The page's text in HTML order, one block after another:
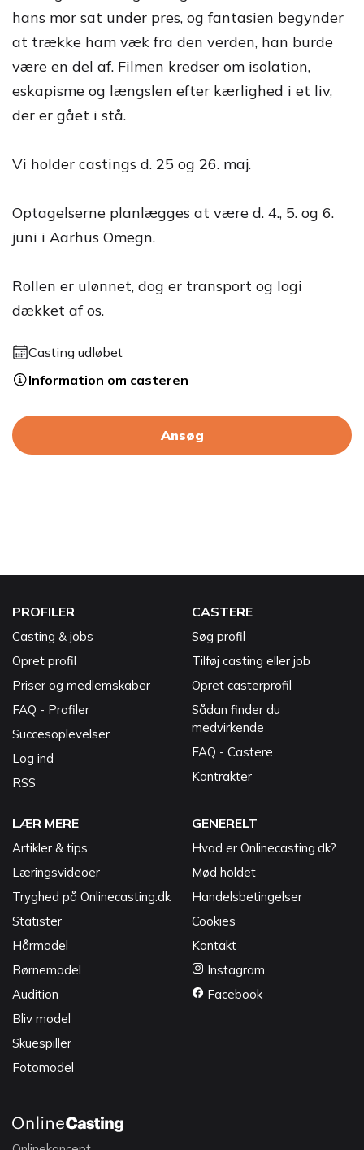
hans mor sat under pres, og fantasien begynder
at trække ham væk fra den verden, han burde
være en del af. Filmen kredser om isolation,
eskapisme og længslen efter kærlighed i et liv,
der er gået i stå.
Vi holder castings d. 25 og 26. maj.
Optagelserne planlægges at være d. 4., 5. og 6.
juni i Aarhus Omegn.
Rollen er ulønnet, dog er transport og logi
dækket af os.
Casting udløbet
Information om casteren
Ansøg
PROFILER
Casting & jobs
Opret profil
Priser og medlemskaber
FAQ - Profiler
Succesoplevelser
Log ind
RSS
CASTERE
Søg profil
Tilføj casting eller job
Opret casterprofil
Sådan finder du
medvirkende
FAQ - Castere
Kontrakter
LÆR MERE
Artikler & tips
Læringsvideoer
Tryghed på Onlinecasting.dk
Statister
Hårmodel
Børnemodel
Audition
Bliv model
Skuespiller
Fotomodel
GENERELT
Hvad er Onlinecasting.dk?
Mød holdet
Handelsbetingelser
Cookies
Kontakt
Instagram
Facebook